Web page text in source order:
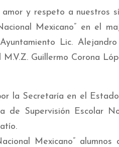
y respeto a nuestros
Mexicano” en el
Lic.
Guillermo Corona
la Secretaría en el
de Supervisión Escolar
Mexicano” alumnos